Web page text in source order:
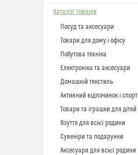
Каталог товарів
Посуд та аксесуари
Товари для дому і офісу
Побутова техніка
Електроніка та аксесуари
Домашній текстиль
Активний відпочинок і спорт
Товари та іграшки для дітей
Взуття для всієї родини
Сувеніри та подарунки
Аксесуари для всієї родини